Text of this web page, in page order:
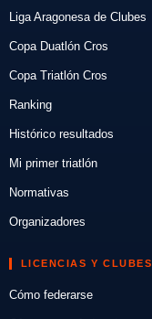
Liga Aragonesa de Clubes
Copa Duatlón Cros
Copa Triatlón Cros
Ranking
Histórico resultados
Mi primer triatlón
Normativas
Organizadores
LICENCIAS Y CLUBES
Cómo federarse